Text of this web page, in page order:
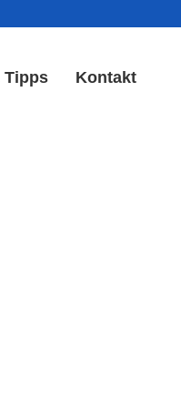
Tipps Kontakt